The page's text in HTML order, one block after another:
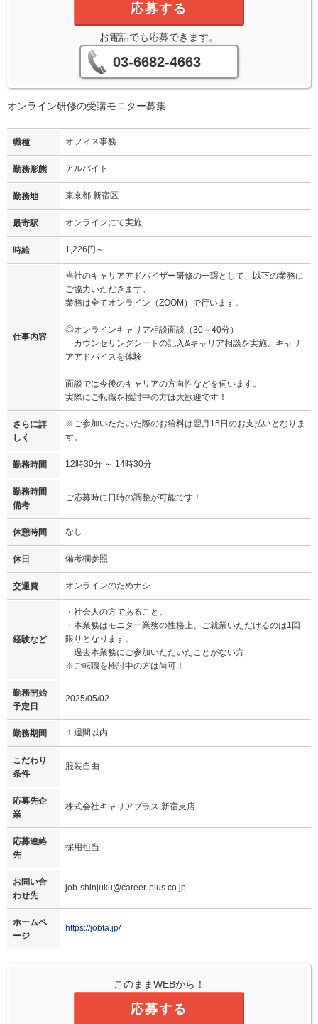
応募する
お電話でも応募できます。
03-6682-4663
オンライン研修の受講モニター募集
職種 オフィス事務
勤務形態 アルバイト
勤務地 東京都 新宿区
最寄駅 オンラインにて実施
時給 1,226円～
仕事内容
当社のキャリアアドバイザー研修の一環として、以下の業務に
ご協力いただきます。
業務は全てオンライン（ZOOM）で行います。
◎オンラインキャリア相談面談（30～40分）
カウンセリングシートの記入&キャリア相談を実施、キャリ
アアドバイスを体験
面談では今後のキャリアの方向性などを伺います。
実際にご転職を検討中の方は大歓迎です！
さらに詳
しく
※ご参加いただいた際のお給料は翌月15日のお支払いとなりま
す。
勤務時間 12時30分 ～ 14時30分
勤務時間
備考
ご応募時に日時の調整が可能です！
休憩時間 なし
休日 備考欄参照
交通費 オンラインのためナシ
経験など
・社会人の方であること。
・本業務はモニター業務の性格上、ご就業いただけるのは1回
限りとなります。
過去本業務にご参加いただいたことがない方
※ご転職を検討中の方は尚可！
勤務開始
予定日
2025/05/02
勤務期間 １週間以内
こだわり
条件
服装自由
応募先企
業
株式会社キャリアプラス 新宿支店
応募連絡
先
採用担当
お問い合
わせ先
job-shinjuku@career-plus.co.jp
ホームペ
ージ
https://jobta.jp/
このままWEBから！
応募する